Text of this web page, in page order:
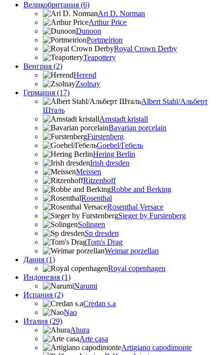
Великобритания (6)
Ari D. Norman
Arthur Price
Dunoon
Portmeirion
Royal Crown Derby
Teapottery
Венгрия (2)
Herend
Zsolnay
Германия (17)
Albert Stahl/Альбеpт
Шталь
Arnstadt kristall
Bavarian porcelain
Furstenberg
Goebel/Гебель
Hering Berlin
Irish dresden
Meissen
Ritzenhoff
Robbe and Berking
Rosenthal
Rosenthal Versace
Sieger by Furstenberg
Solingen
Sp dresden
Tom's Drag
Weimar porzellan
Дания (1)
Royal copenhagen
Индонезия (1)
Narumi
Испания (2)
Credan s.a
Nao
Италия (29)
Ahura
Arte casa
Artigiano capodimonte